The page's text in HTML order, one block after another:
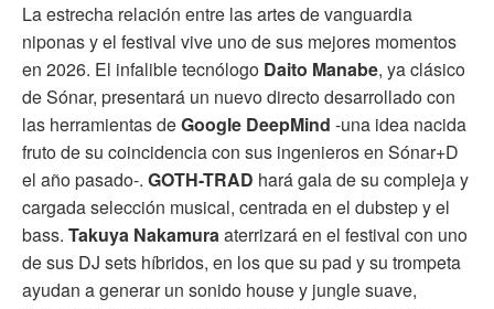
La estrecha relación entre las artes de vanguardia
niponas y el festival vive uno de sus mejores momentos
en 2026. El infalible tecnólogo Daito Manabe, ya clásico
de Sónar, presentará un nuevo directo desarrollado con
las herramientas deGoogle DeepMind -una idea nacida
fruto de su coincidencia con sus ingenieros en Sónar+D
el año pasado-. GOTH-TRAD hará gala de su compleja y
cargada selección musical, centrada en el dubstep y el
bass. Takuya Nakamuraaterrizará en el festival con uno
de sus DJ sets híbridos, en los que su pad y su trompeta
ayudan a generar un sonido house y jungle suave,